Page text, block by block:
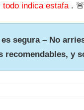
todo indica estafa . 🚨
segura – No
recomendables, y